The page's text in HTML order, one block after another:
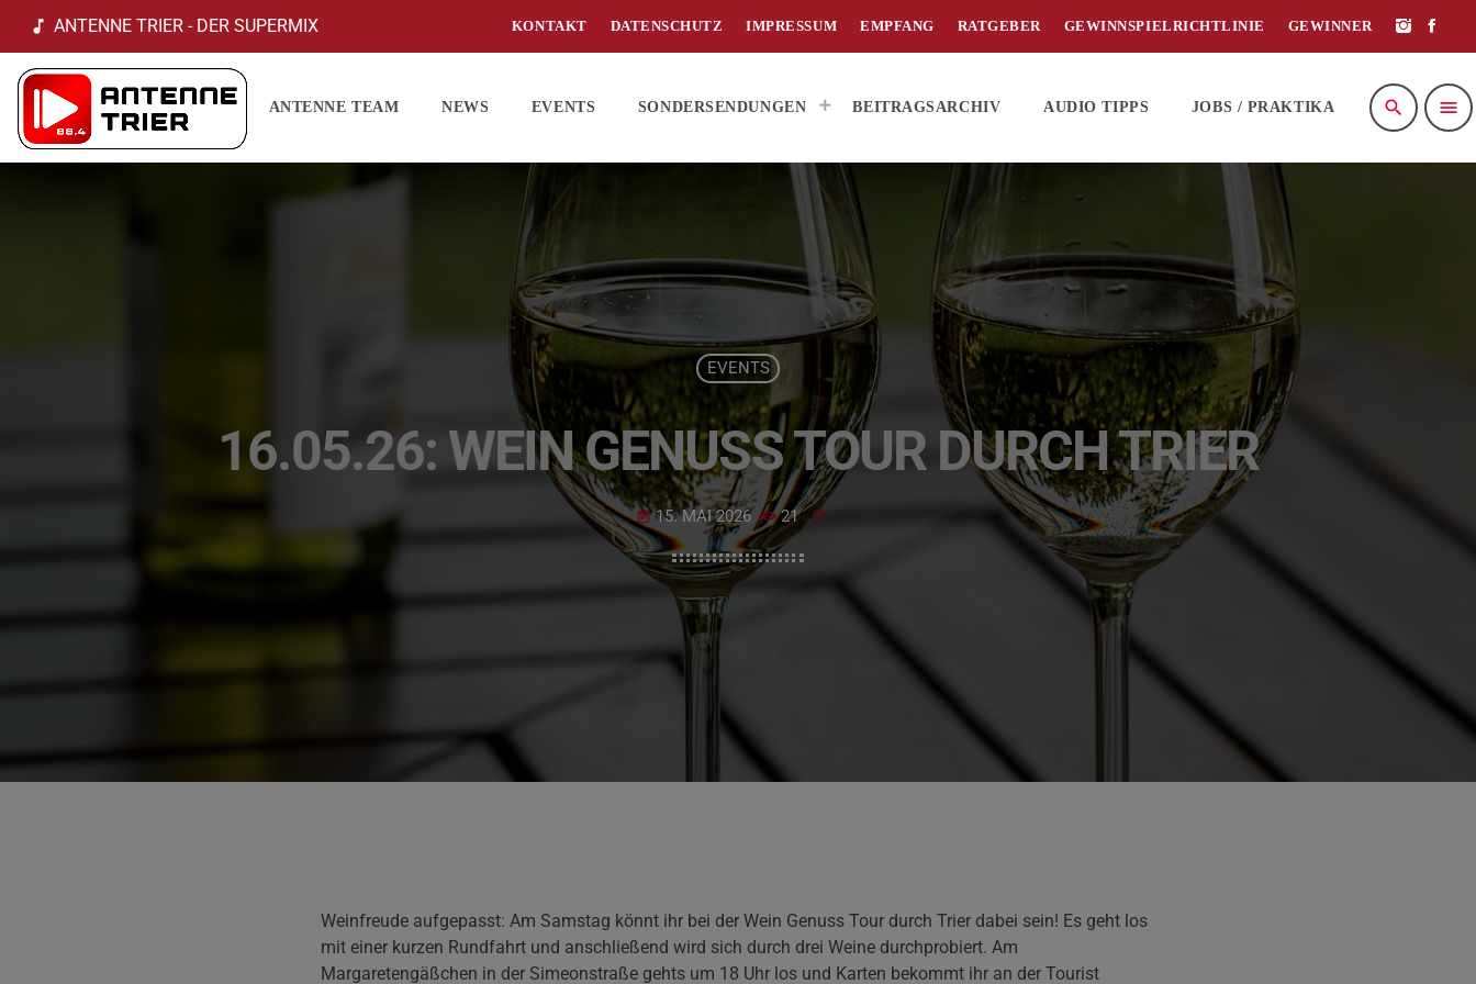
music_note ANTENNE TRIER - DER SUPERMIX KONTAKT DATENSCHUTZ IMPRESSUM EMPFANG RATGEBER GEWINNSPIELRICHTLINIE GEWINNER
ANTENNE TEAM NEWS EVENTS SONDERSENDUNGEN BEITRAGSARCHIV AUDIO TIPPS JOBS / PRAKTIKA search menu
EVENTS
16.05.26: WEIN GENUSS TOUR DURCH TRIER
today 15. MAI 2026 21
Weinfreude aufgepasst: Am Samstag könnt ihr bei der Wein Genuss Tour durch Trier dabei sein! Es geht los
mit einer kurzen Rundfahrt und anschließend wird sich durch drei Weine durchprobiert. Am
Margaretengäßchen in der Simeonstraße gehts um 18 Uhr los und Karten bekommt ihr an der Tourist